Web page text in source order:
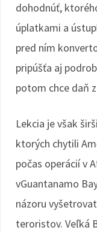
dohodnúť,
úplatkami a
pred ním
pripúšťa aj
potom chce daň
Lekcia je však
ktorých chytili
počas operácií v
vGuantanamo
názoru
teroristov. Veľká